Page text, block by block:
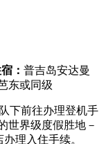
： 普吉岛安达曼
东或同级
下前往办理登机手
世界级度假胜地－
理入住手续。